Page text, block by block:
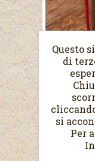
Questo
di
si
Per